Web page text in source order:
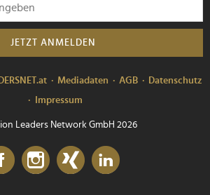
JETZT ANMELDEN
Mediadaten AGB
Datenschutz
Impressum
Leaders Network GmbH 2026